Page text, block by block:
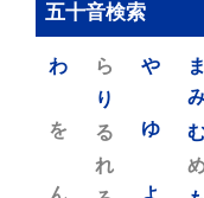
五十音検索
ま
み
む
め
も
や
ゆ
よ
ら
り
る
れ
ろ
わ
を
ん